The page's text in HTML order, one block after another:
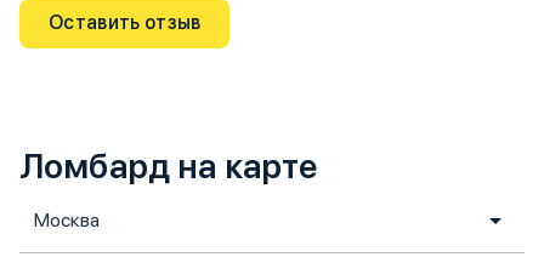
Оставить отзыв
Ломбард на карте
Москва